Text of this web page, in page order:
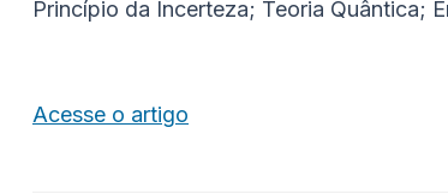
Princípio da Incerteza; Teoria Quântica;
Acesse o artigo